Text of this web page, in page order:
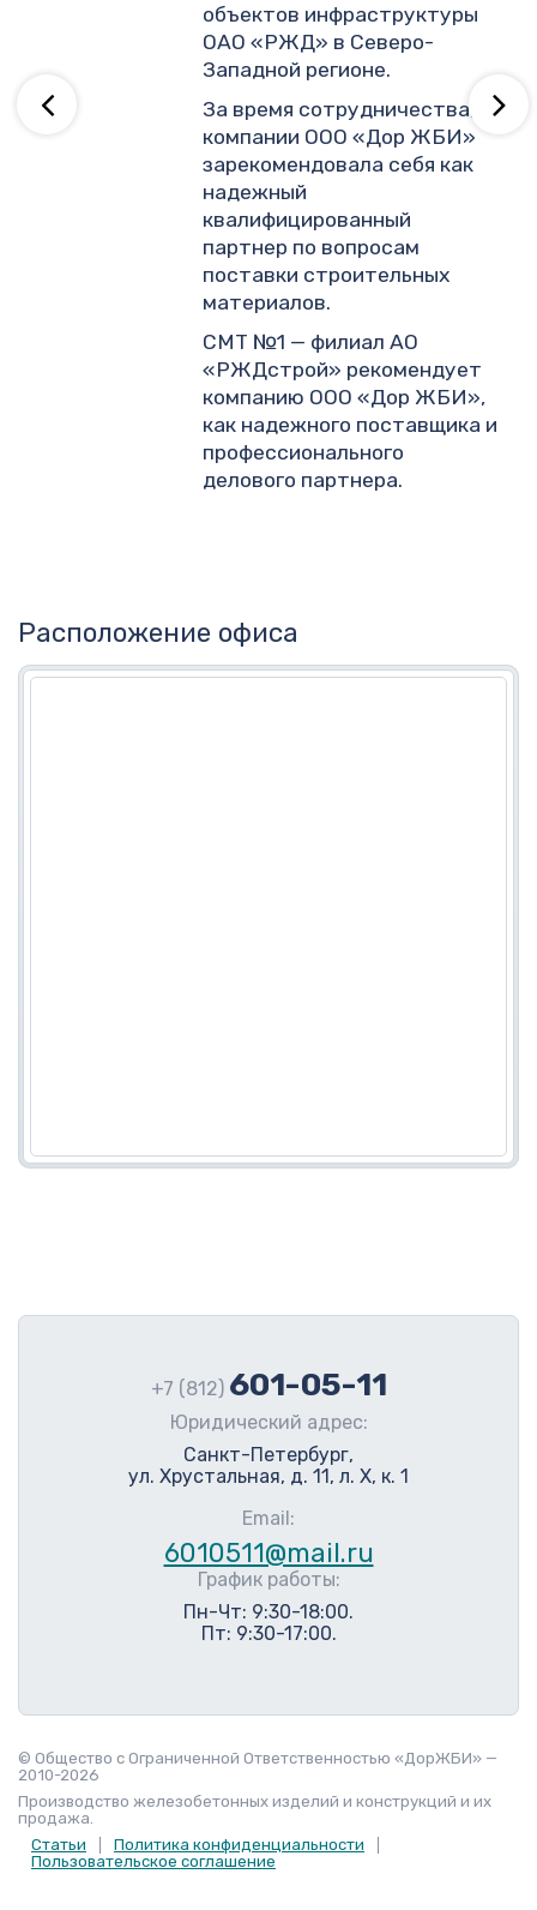
объектов инфраструктуры
ОАО «РЖД» в Северо-
Западной регионе.
За время сотрудничества,
компании ООО «Дор ЖБИ»
зарекомендовала себя как
надежный
квалифицированный
партнер по вопросам
поставки строительных
материалов.
СМТ №1 — филиал АО
«РЖДстрой» рекомендует
компанию ООО «Дор ЖБИ»,
как надежного поставщика и
профессионального
делового партнера.
Расположение офиса
+7 (812) 601-05-11
Юридический адрес:
Санкт-Петербург,
ул. Хрустальная, д. 11, л. Х, к. 1
Email:
6010511@mail.ru
График работы:
Пн-Чт: 9:30-18:00.
Пт: 9:30-17:00.
© Общество с Ограниченной Ответственностью «ДорЖБИ» —
2010-2026
Производство железобетонных изделий и конструкций и их
продажа.
Статьи
Политика конфиденциальности
Пользовательское соглашение